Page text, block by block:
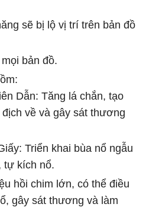
sẽ bị lộ vị trí trên bản đồ
bản đồ.
Dẫn: Tăng lá chắn, tạo
về và gây sát thương
Triển khai bùa nổ ngẫu
tự kích nổ.
hồi chim lớn, có thể điều
gây sát thương và làm